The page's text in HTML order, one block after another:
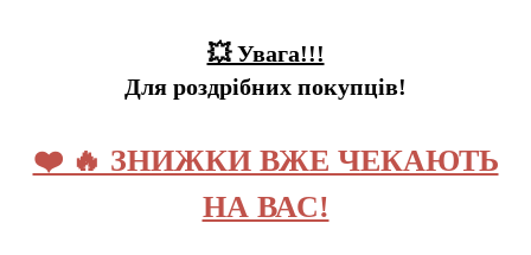
💥 Увага!!!
Для роздрібних покупців!
❤️ 🔥 ЗНИЖКИ ВЖЕ ЧЕКАЮТЬ
НА ВАС!